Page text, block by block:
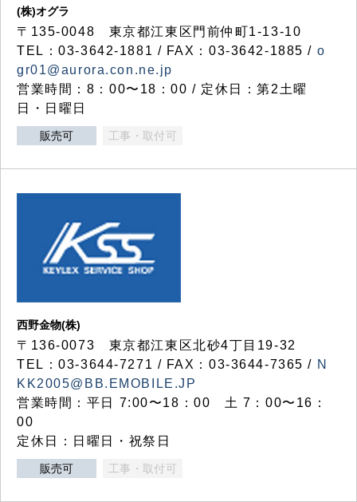
(株)オグラ
〒135-0048 東京都江東区門前仲町1-13-10
TEL：03-3642-1881 / FAX：03-3642-1885 / o
gr01@aurora.con.ne.jp
営業時間：8：00〜18：00 / 定休日：第2土曜
日・日曜日
販売可 工事・取付可
西野金物(株)
〒136-0073 東京都江東区北砂4丁目19-32
TEL：03‐3644‐7271 / FAX：03-3644-7365 / N
KK2005@BB.EMOBILE.JP
営業時間：平日 7:00〜18：00 土 7：00〜16：
00
定休日：日曜日・祝祭日
販売可 工事・取付可